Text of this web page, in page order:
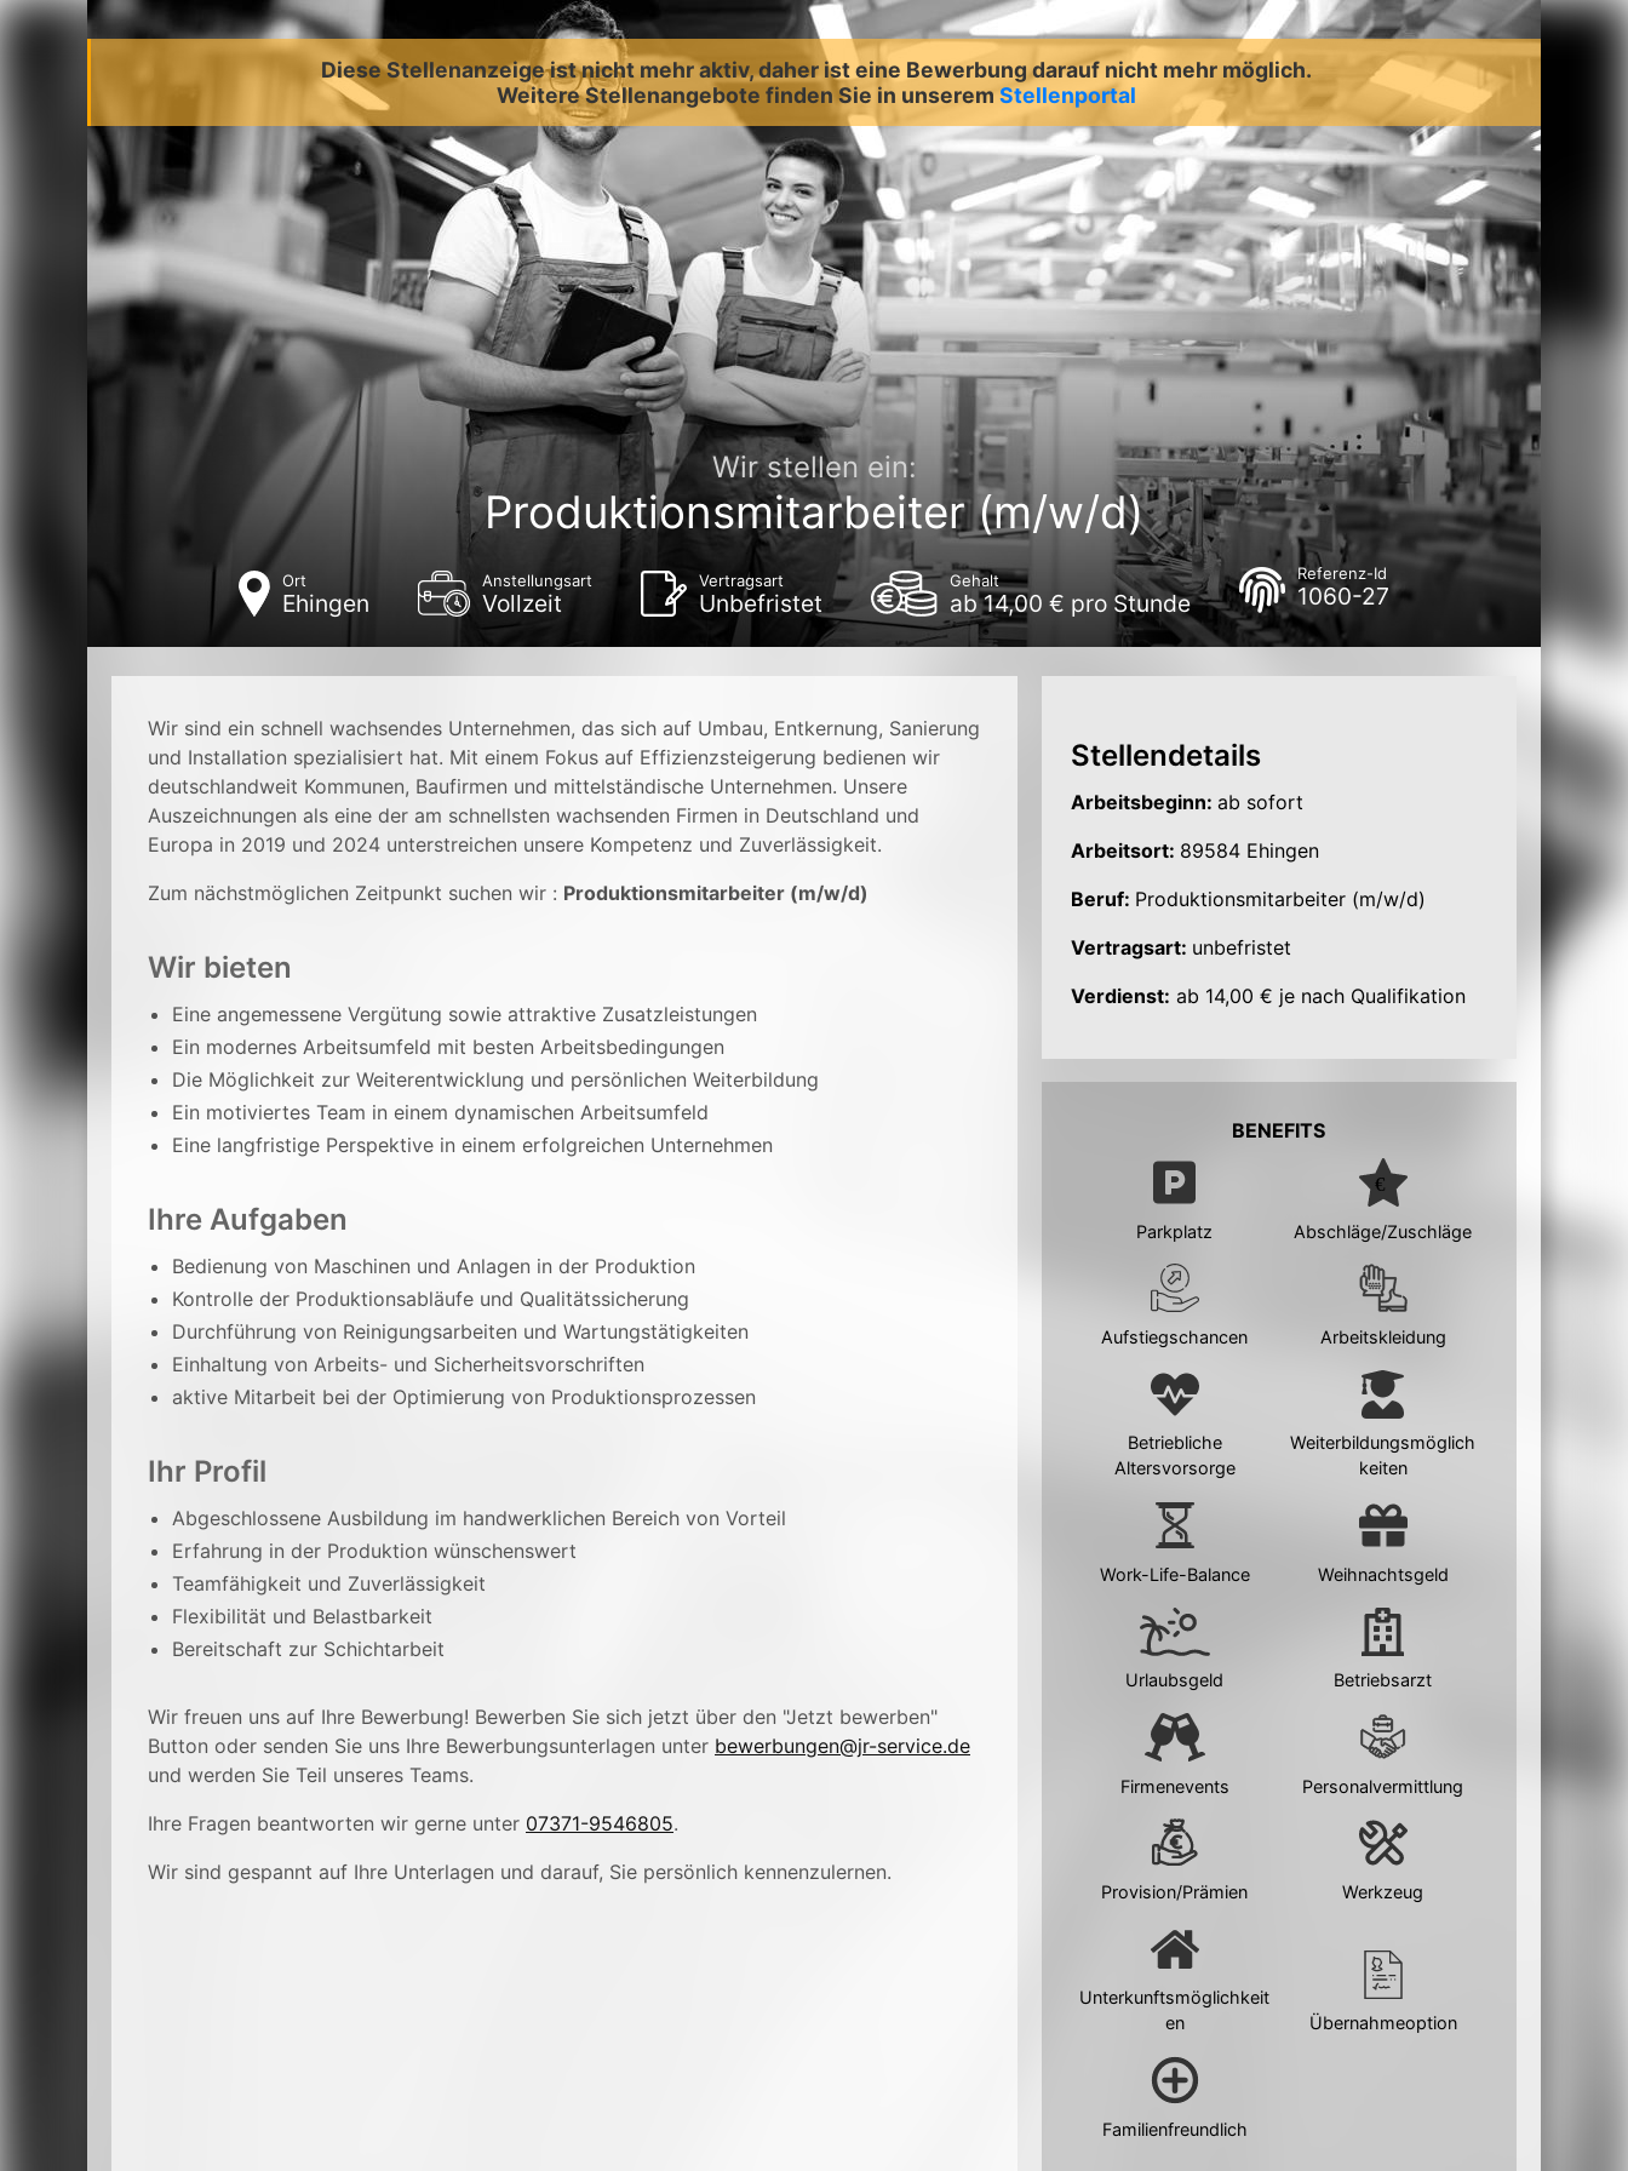
Diese Stellenanzeige ist nicht mehr aktiv, daher ist eine Bewerbung darauf nicht mehr möglich.
Weitere Stellenangebote finden Sie in unserem Stellenportal
Wir stellen ein:
Produktionsmitarbeiter (m/w/d)
Ort
Ehingen
Anstellungsart
Vollzeit
Vertragsart
Unbefristet
Gehalt
ab 14,00 € pro Stunde
Referenz-Id
1060-27
Wir sind ein schnell wachsendes Unternehmen, das sich auf Umbau, Entkernung, Sanierung
und Installation spezialisiert hat. Mit einem Fokus auf Effizienzsteigerung bedienen wir
deutschlandweit Kommunen, Baufirmen und mittelständische Unternehmen. Unsere
Auszeichnungen als eine der am schnellsten wachsenden Firmen in Deutschland und
Europa in 2019 und 2024 unterstreichen unsere Kompetenz und Zuverlässigkeit.
Zum nächstmöglichen Zeitpunkt suchen wir : Produktionsmitarbeiter (m/w/d)
Wir bieten
Eine angemessene Vergütung sowie attraktive Zusatzleistungen
Ein modernes Arbeitsumfeld mit besten Arbeitsbedingungen
Die Möglichkeit zur Weiterentwicklung und persönlichen Weiterbildung
Ein motiviertes Team in einem dynamischen Arbeitsumfeld
Eine langfristige Perspektive in einem erfolgreichen Unternehmen
Ihre Aufgaben
Bedienung von Maschinen und Anlagen in der Produktion
Kontrolle der Produktionsabläufe und Qualitätssicherung
Durchführung von Reinigungsarbeiten und Wartungstätigkeiten
Einhaltung von Arbeits- und Sicherheitsvorschriften
aktive Mitarbeit bei der Optimierung von Produktionsprozessen
Ihr Profil
Abgeschlossene Ausbildung im handwerklichen Bereich von Vorteil
Erfahrung in der Produktion wünschenswert
Teamfähigkeit und Zuverlässigkeit
Flexibilität und Belastbarkeit
Bereitschaft zur Schichtarbeit
Wir freuen uns auf Ihre Bewerbung! Bewerben Sie sich jetzt über den "Jetzt bewerben"
Button oder senden Sie uns Ihre Bewerbungsunterlagen unter bewerbungen@jr-service.de
und werden Sie Teil unseres Teams.
Ihre Fragen beantworten wir gerne unter 07371-9546805.
Wir sind gespannt auf Ihre Unterlagen und darauf, Sie persönlich kennenzulernen.
Stellendetails
Arbeitsbeginn: ab sofort
Arbeitsort: 89584 Ehingen
Beruf: Produktionsmitarbeiter (m/w/d)
Vertragsart: unbefristet
Verdienst: ab 14,00 € je nach Qualifikation
BENEFITS
Parkplatz Abschläge/Zuschläge
Aufstiegschancen Arbeitskleidung
Betriebliche
Altersvorsorge
Weiterbildungsmöglich
keiten
Work-Life-Balance Weihnachtsgeld
Urlaubsgeld Betriebsarzt
Firmenevents Personalvermittlung
Provision/Prämien Werkzeug
Unterkunftsmöglichkeit
en
Übernahmeoption
Familienfreundlich